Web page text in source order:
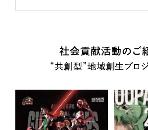
社会貢献活動のご
“共創型”地域創生プロジ